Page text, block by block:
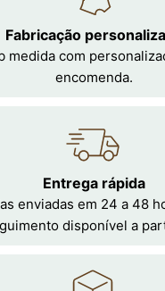
Fabricação
medida com
encomenda.
Entrega rápida
enviadas em 24 a 48
disponível a